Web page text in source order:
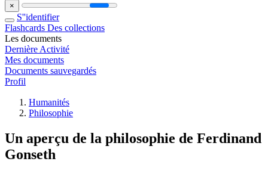
×
S''identifier
Flashcards Des collections
Les documents
Dernière Activité
Mes documents
Documents sauvegardés
Profil
Humanités
Philosophie
Un aperçu de la philosophie de Ferdinand
Gonseth